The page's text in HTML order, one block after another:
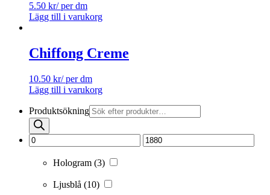
5.50 kr/ per dm
Lägg till i varukorg
Chiffong Creme
10.50 kr/ per dm
Lägg till i varukorg
Produktsökning
Hologram (3)
Ljusblå (10)